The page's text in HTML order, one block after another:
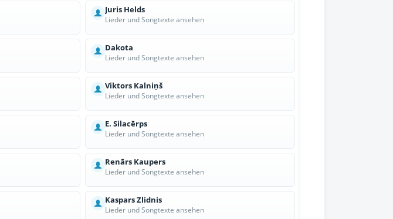
Juris Helds
Lieder und Songtexte ansehen
Dakota
Lieder und Songtexte ansehen
Viktors Kalniņš
Lieder und Songtexte ansehen
E. Silacērps
Lieder und Songtexte ansehen
Renārs Kaupers
Lieder und Songtexte ansehen
Kaspars Zlidnis
Lieder und Songtexte ansehen